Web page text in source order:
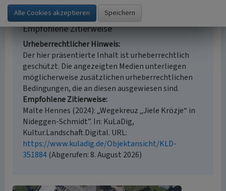
Empfohlene Zitierweise
Urheberrechtlicher Hinweis
Der hier präsentierte Inhalt ist urheberrechtlich
geschützt. Die angezeigten Medien unterliegen
möglicherweise zusätzlichen urheberrechtlichen
Bedingungen, die an diesen ausgewiesen sind.
Empfohlene Zitierweise
Malte Hennes (2024): „Wegekreuz „Jiele Krözje“ in
Nideggen-Schmidt”. In: KuLaDig,
Kultur.Landschaft.Digital. URL:
https://www.kuladig.de/Objektansicht/KLD-
351884(Abgerufen: 8. August 2026)